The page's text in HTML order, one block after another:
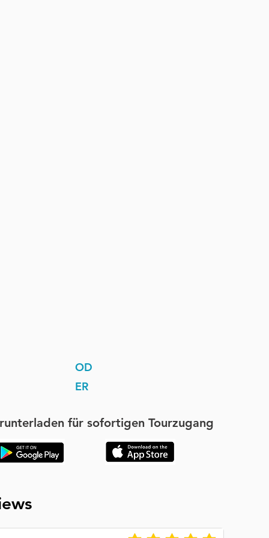
OD
ER
für sofortigen Tourzugang